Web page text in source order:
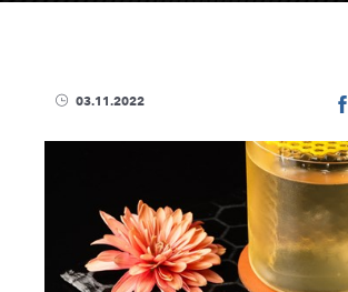
03.11.2022